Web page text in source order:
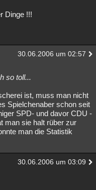
Dinge !!!
30.06.2006 um 02:57
so toll...
ist, muss man nicht
Spielchenaber schon seit
SPD- und davor CDU -
man sie halt rüber zur
man die Statistik
30.06.2006 um 03:09